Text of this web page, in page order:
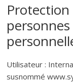
Protection
Utilisateur :
susnommé